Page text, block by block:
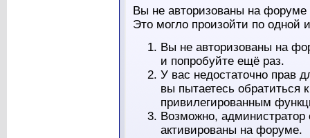
Вы не авторизованы на форуме
Это могло произойти по одной
Вы не авторизованы на
и попробуйте ещё раз.
У вас недостаточно прав
вы пытаетесь обратиться
привилегированным
Возможно,
активированы на форуме.